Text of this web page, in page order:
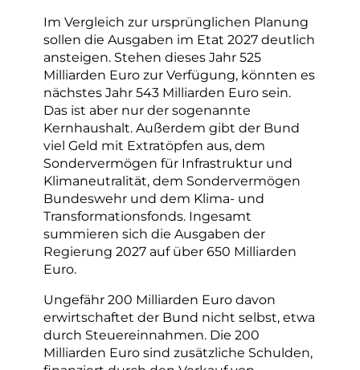
Im Vergleich zur ursprünglichen Planung
sollen die Ausgaben im Etat 2027 deutlich
ansteigen. Stehen dieses Jahr 525
Milliarden Euro zur Verfügung, könnten es
nächstes Jahr 543 Milliarden Euro sein.
Das ist aber nur der sogenannte
Kernhaushalt. Außerdem gibt der Bund
viel Geld mit Extratöpfen aus, dem
Sondervermögen für Infrastruktur und
Klimaneutralität, dem Sondervermögen
Bundeswehr und dem Klima- und
Transformationsfonds. Ingesamt
summieren sich die Ausgaben der
Regierung 2027 auf über 650 Milliarden
Euro.
Ungefähr 200 Milliarden Euro davon
erwirtschaftet der Bund nicht selbst, etwa
durch Steuereinnahmen. Die 200
Milliarden Euro sind zusätzliche Schulden,